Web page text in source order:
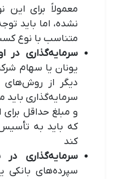
معمولاً برای این
نشده، اما باید
متناسب با نوع
سرمایه‌گذاری در
یونان یا سهام
دیگر از روش‌های
سرمایه‌گذاری باید
و مبلغ حداقل
که باید به
کند
سرمایه‌گذاری در
سپرده‌های بانکی